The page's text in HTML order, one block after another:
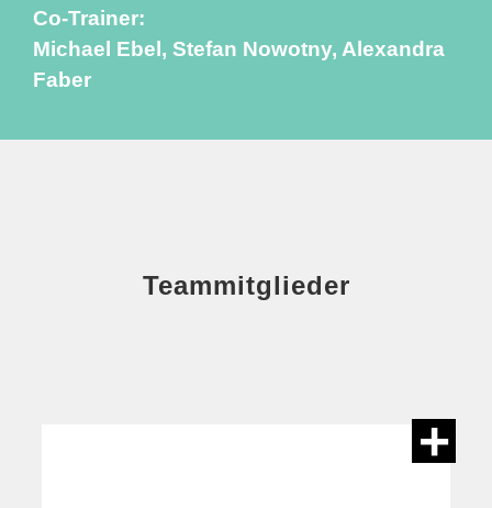
Co-Trainer:
Michael Ebel, Stefan Nowotny, Alexandra
Faber
Teammitglieder